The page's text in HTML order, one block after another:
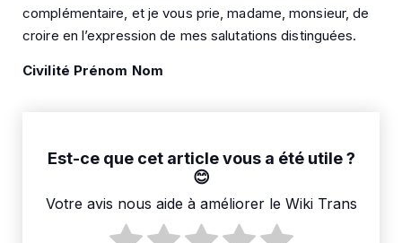
complémentaire, et je vous prie, madame, monsieur, de
croire en l’expression de mes salutations distinguées.
Civilité Prénom Nom
Est-ce que cet article vous a été utile ?
Votre avis nous aide à améliorer le Wiki Trans